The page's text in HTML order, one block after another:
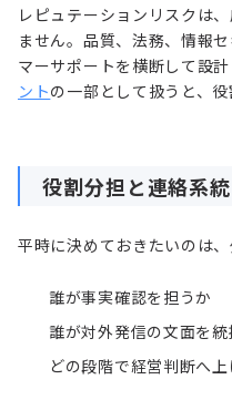
レピュテーションリスクは
ません。品質、法務、情報
マーサポートを横断して設
ントの一部として扱うと、
役割分担と連絡系統
平時に決めておきたいのは、
誰が事実確認を担うか
誰が対外発信の文面を
どの段階で経営判断へ上